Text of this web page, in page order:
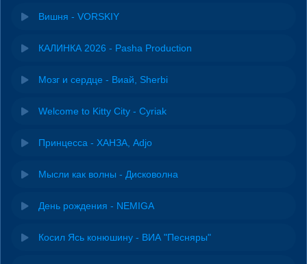
Вишня - VORSKIY
КАЛИНКА 2026 - Pasha Production
Мозг и сердце - Виай, Sherbi
Welcome to Kitty City - Cyriak
Принцесса - ХАНЗА, Adjo
Мысли как волны - Дисковолна
День рождения - NEMIGA
Косил Ясь конюшину - ВИА "Песняры"